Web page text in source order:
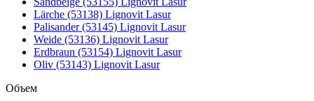
Lärche (53138) Lignovit Lasur
Palisander (53145) Lignovit Lasur
Weide (53136) Lignovit Lasur
Erdbraun (53154) Lignovit Lasur
Oliv (53143) Lignovit Lasur
Объем